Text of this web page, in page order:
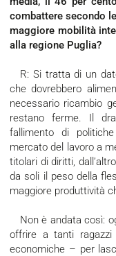
combattere secondo
maggiore mobilità
alla regione Puglia?
R: Si tratta di un dato drammatico, perché coinvolge energie
che dovrebbero
necessario ricambio
restano ferme. Il
fallimento di
mercato del lavoro a
titolari di diritti,
da soli il peso della
maggiore produttività
Non è andata così: oggi il mercato del lavoro non è in grado di
offrire a tanti ragazzi
economiche – per